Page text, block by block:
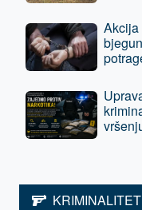
Akcija
Uprava
KRIMINALITET